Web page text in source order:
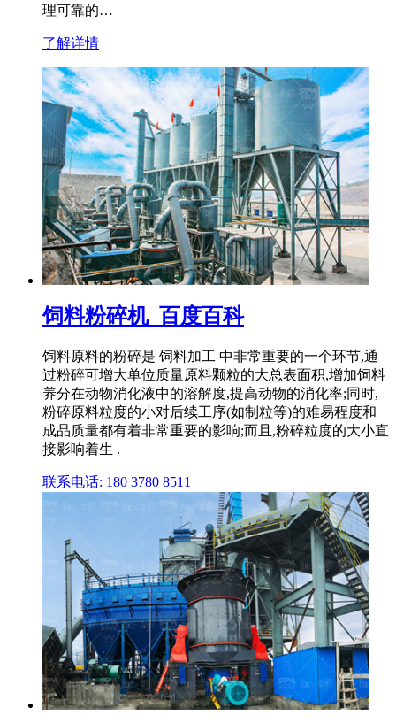
理可靠的…
了解详情
饲料粉碎机_百度百科
饲料原料的粉碎是 饲料加工 中非常重要的一个环节,通
过粉碎可增大单位质量原料颗粒的大总表面积,增加饲料
养分在动物消化液中的溶解度,提高动物的消化率;同时,
粉碎原料粒度的小对后续工序(如制粒等)的难易程度和
成品质量都有着非常重要的影响;而且,粉碎粒度的大小直
接影响着生 .
联系电话: 180 3780 8511